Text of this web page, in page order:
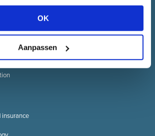
OK
Aanpassen
also provide a full package of HR service
insurance